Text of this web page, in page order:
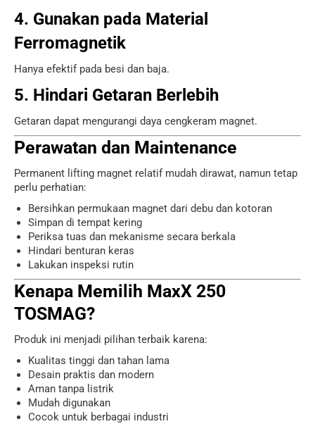
4. Gunakan pada Material
Ferromagnetik
Hanya efektif pada besi dan baja.
5. Hindari Getaran Berlebih
Getaran dapat mengurangi daya cengkeram magnet.
Perawatan dan Maintenance
Permanent lifting magnet relatif mudah dirawat, namun tetap
perlu perhatian:
Bersihkan permukaan magnet dari debu dan kotoran
Simpan di tempat kering
Periksa tuas dan mekanisme secara berkala
Hindari benturan keras
Lakukan inspeksi rutin
Kenapa Memilih MaxX 250
TOSMAG?
Produk ini menjadi pilihan terbaik karena:
Kualitas tinggi dan tahan lama
Desain praktis dan modern
Aman tanpa listrik
Mudah digunakan
Cocok untuk berbagai industri